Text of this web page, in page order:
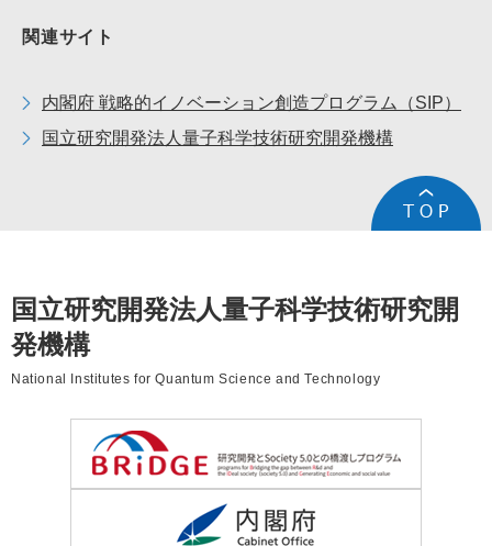
関連サイト
内閣府 戦略的イノベーション創造プログラム（SIP）
国立研究開発法人量子科学技術研究開発機構
国立研究開発法人量子科学技術研究開
発機構
National Institutes for Quantum Science and Technology